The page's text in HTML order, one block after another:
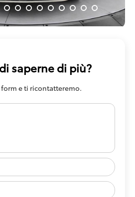
saperne di più?
e ti ricontatteremo.